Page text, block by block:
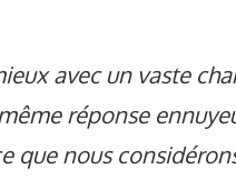
avec un vaste
réponse
que nous